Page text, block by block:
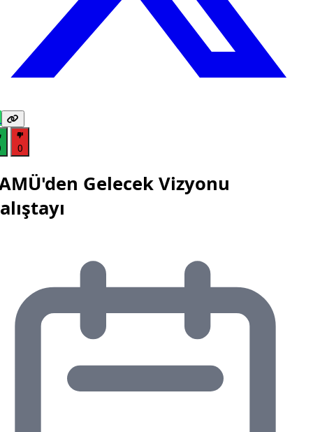
0
Gelecek Vizyonu